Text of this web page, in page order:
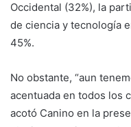
Occidental (32%), la
de ciencia y tecnología
45%.
No obstante, “aun
acentuada en todos los
acotó Canino en la